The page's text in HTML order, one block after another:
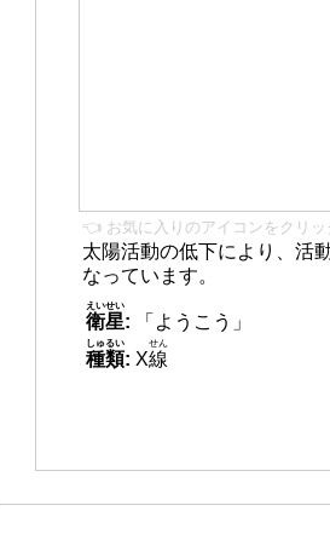
👈 お気に入りのアイコンをクリッ
太陽活動の低下により、活
なっています。
衛星
えいせい
:
「ようこう」
種類
しゅるい
: X線
せん